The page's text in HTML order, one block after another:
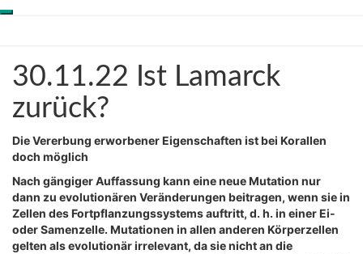
Toggle
Wissenschaft aus
Schöpfungsperspektive
30.11.22
Ist
Lamarck
zurück?
30.11.22 Ist Lamarck
zurück?
Die Vererbung erworbener Eigenschaften ist bei Korallen
doch möglich
Nach gängiger Auffassung kann eine neue Mutation nur
dann zu evolutionären Veränderungen beitragen, wenn sie in
Zellen des Fortpflanzungssystems auftritt, d. h. in einer Ei-
oder Samenzelle. Mutationen in allen anderen Körperzellen
gelten als evolutionär irrelevant, da sie nicht an die